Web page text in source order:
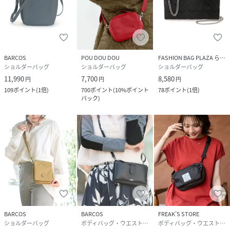
BARCOS
ショルダーバッグ
11,990円
109ポイント(1倍)
POU DOU DOU
ショルダーバッグ
7,700円
700ポイント(10%ポイント
バック)
FASHION BAG PLAZA らみー
ショルダーバッグ
8,580円
78ポイント(1倍)
BARCOS
ショルダーバッグ
BARCOS
ボディバッグ・ウエストポーチ
FREAK’S STORE
ボディバッグ・ウエストポーチ